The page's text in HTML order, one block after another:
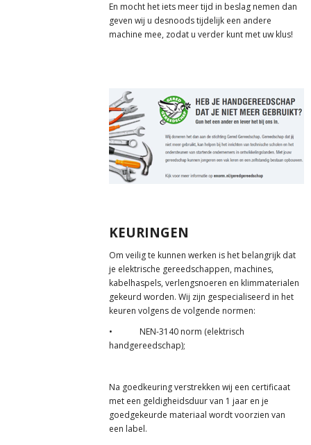
En mocht het iets meer tijd in beslag nemen dan
geven wij u desnoods tijdelijk een andere
machine mee, zodat u verder kunt met uw klus!
KEURINGEN
Om veilig te kunnen werken is het belangrijk dat
je elektrische gereedschappen, machines,
kabelhaspels, verlengsnoeren en klimmaterialen
gekeurd worden. Wij zijn gespecialiseerd in het
keuren volgens de volgende normen:
• NEN-3140 norm (elektrisch
handgereedschap);
Na goedkeuring verstrekken wij een certificaat
met een geldigheidsduur van 1 jaar en je
goedgekeurde materiaal wordt voorzien van
een label.